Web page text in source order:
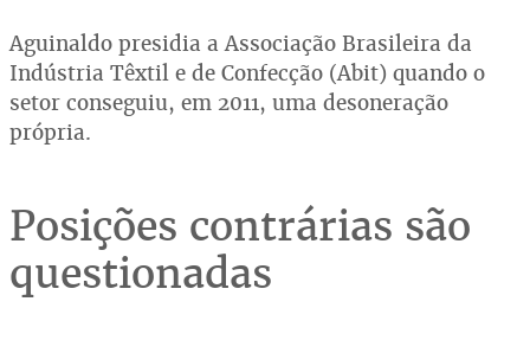
Aguinaldo presidia a Associação Brasileira da
Indústria Têxtil e de Confecção (Abit) quando o
setor conseguiu, em 2011, uma desoneração
própria.
Posições contrárias são
questionadas